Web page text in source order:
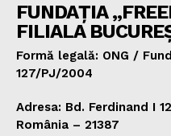
FUNDAȚIA
FILIALA
Formă legală: ONG /
127/PJ/2004
Adresa: Bd. Ferdinand I
România – 21387